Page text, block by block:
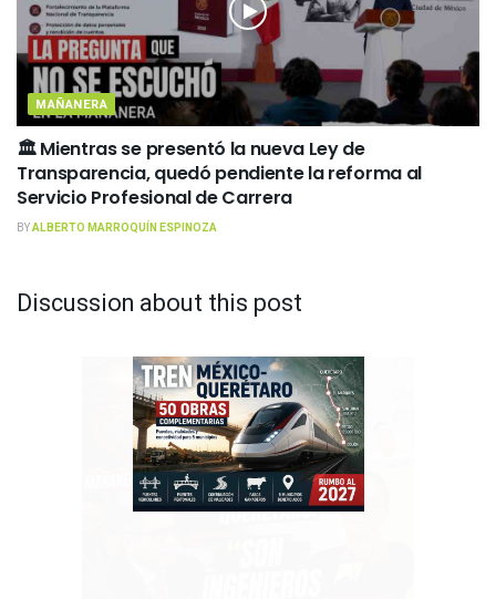
MAÑANERA
🏛️ Mientras se presentó la nueva Ley de
Transparencia, quedó pendiente la reforma al
Servicio Profesional de Carrera
BYALBERTO MARROQUÍN ESPINOZA
Discussion about this post